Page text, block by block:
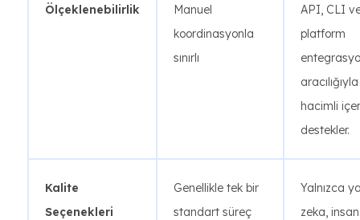
Ölçeklenebilirlik
Manuel
koordinasyonla
sınırlı
API, CLI
platform
hacimli
destekler.
Kalite
Seçenekleri
Genellikle tek bir
standart süreç
Yalnızca
zeka, insan